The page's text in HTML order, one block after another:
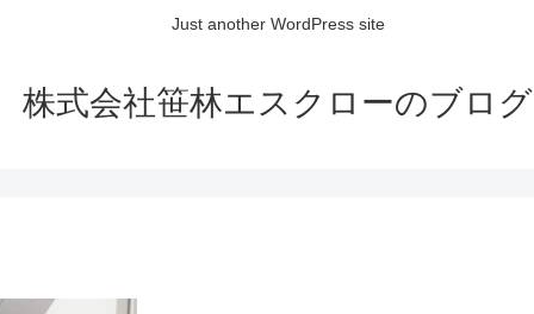
Just another WordPress site
株式会社笹林エスクローのブログ